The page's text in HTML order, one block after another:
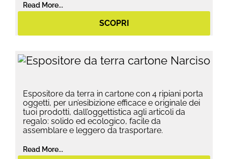
Read More...
SCOPRI
Espositore da terra in cartone con 4 ripiani porta
oggetti, per un’esibizione efficace e originale dei
tuoi prodotti, dall’oggettistica agli articoli da
regalo: solido ed ecologico, facile da
assemblare e leggero da trasportare.
Read More...